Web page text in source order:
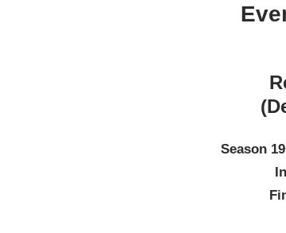
Season